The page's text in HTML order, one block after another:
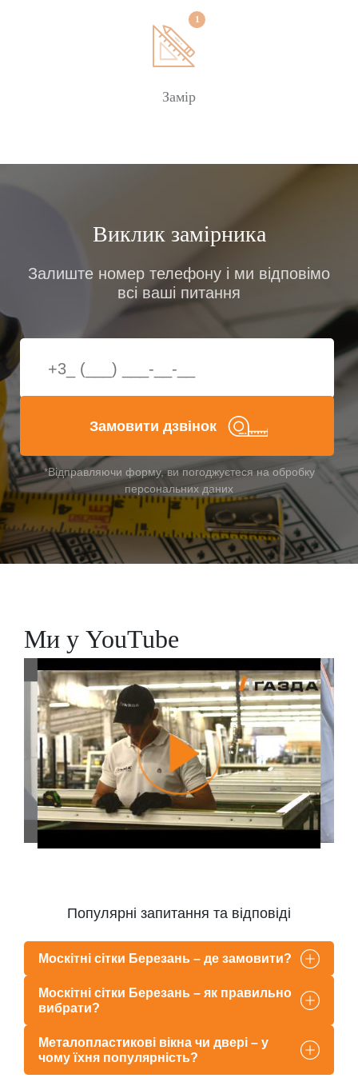
Замір
Виклик замірника
Залиште номер телефону і ми відповімо
всі ваші питання
Замовити дзвінок
*Відправляючи форму, ви погоджуєтеся на обробку
персональних даних
Ми у YouTube
Популярні запитання та відповіді
Москітні сітки Березань – де замовити?
Москітні сітки Березань – як правильно
вибрати?
Металопластикові вікна чи двері – у
чому їхня популярність?